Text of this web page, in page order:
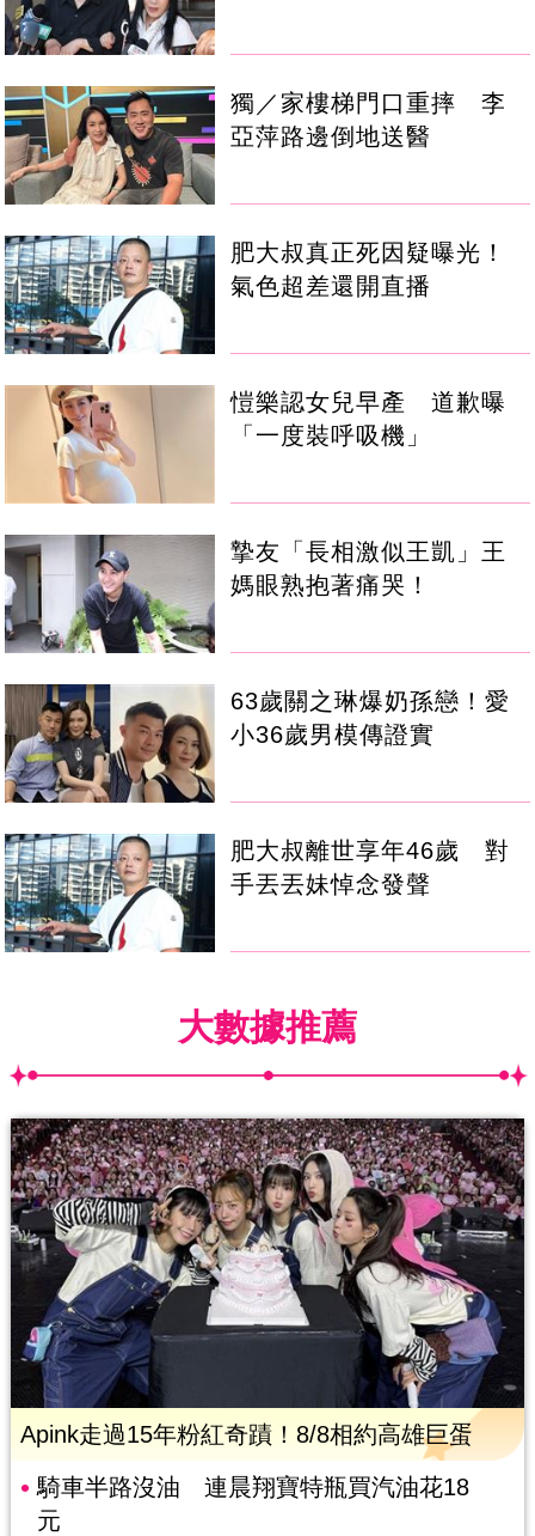
獨／家樓梯門口重摔 李
亞萍路邊倒地送醫
肥大叔真正死因疑曝光！
氣色超差還開直播
愷樂認女兒早產 道歉曝
「一度裝呼吸機」
摯友「長相激似王凱」王
媽眼熟抱著痛哭！
63歲關之琳爆奶孫戀！愛
小36歲男模傳證實
肥大叔離世享年46歲 對
手丟丟妹悼念發聲
大數據推薦
Apink走過15年粉紅奇蹟！8/8相約高雄巨蛋
騎車半路沒油 連晨翔寶特瓶買汽油花18
元